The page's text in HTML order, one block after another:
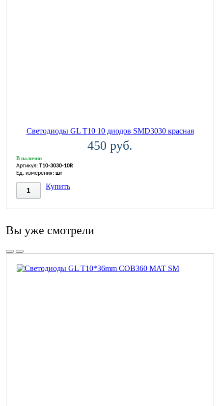
Светодиоды GL T10 10 диодов SMD3030 красная
450 руб.
В наличии
Артикул: T10-3030-10R
Ед. измерения: шт
Купить
Вы уже смотрели